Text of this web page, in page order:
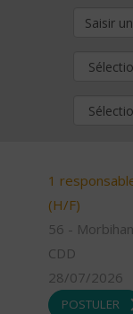
1
(H/F)
56 - Morbihan
CDD
28/07/2026
POSTULER